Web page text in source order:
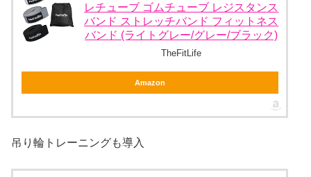
レチューブ ゴムチューブ レジスタンス
バンド ストレッチバンド フィットネス
バンド (ライトグレー/グレー/ブラック)
TheFitLife
Amazon
吊り輪トレーニングも導入